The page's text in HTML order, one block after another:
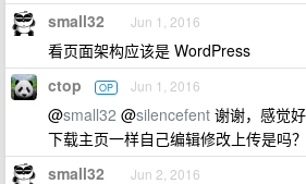
small32 Jun 1, 2016
看页面架构应该是 WordPress
ctop OP Jun 1, 2016
@small32 @silencefent 谢谢，感觉
下载主页一样自己编辑修改上传是吗？
small32 Jun 2, 2016